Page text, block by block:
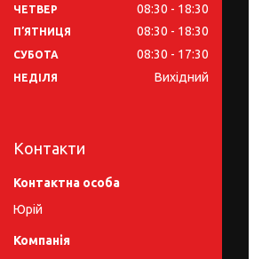
ЧЕТВЕР 08:30 18:30
ПʼЯТНИЦЯ 08:30 18:30
СУБОТА 08:30 17:30
НЕДІЛЯ Вихідний
Контакти
Юрій